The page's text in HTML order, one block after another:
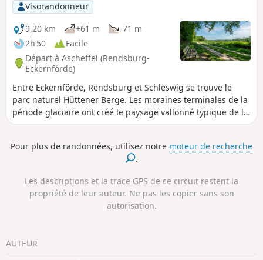
Visorandonneur
9,20 km
+61 m
-71 m
2h 50
Facile
Départ à Ascheffel (Rendsburg-
Eckernförde)
Entre Eckernförde, Rendsburg et Schleswig se trouve le
parc naturel Hüttener Berge. Les moraines terminales de la
période glaciaire ont créé le paysage vallonné typique de la
côte est. Vers les contreforts des moraines terminales, le
lande, les dunes intérieures de Sorgwohld. Cette
randonnée traverse les collines de la région, à travers bois,
Schlei.
Pour plus de randonnées, utilisez notre moteur de recherche
.
Les descriptions et la trace GPS de ce circuit restent la
propriété de leur auteur. Ne pas les copier sans son
autorisation.
AUTEUR